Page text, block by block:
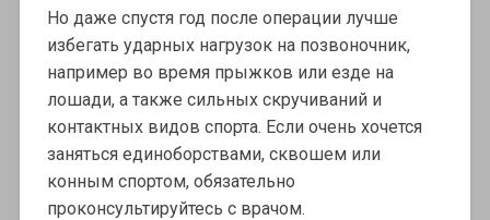
Но даже спустя год после операции лучше
избегать ударных нагрузок на позвоночник,
например во время прыжков или езде на
лошади, а также сильных скручиваний и
контактных видов спорта. Если очень хочется
заняться единоборствами, сквошем или
конным спортом, обязательно
проконсультируйтесь с врачом.